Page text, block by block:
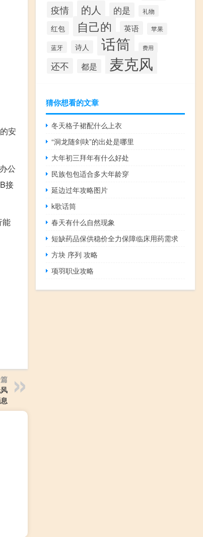
安
公
接
能
疫情 的人 的是 礼物
红包 自己的 英语 苹果
蓝牙 诗人 话筒 费用
还不 都是 麦克风
猜你想看的文章
冬天格子裙配什么上衣
“洞龙随剑吷”的出处是哪里
大年初三拜年有什么好处
民族包包适合多大年龄穿
延边过年攻略图片
k歌话筒
春天有什么自然现象
短缺药品保供稳价全力保障临床用药需求
方块 序列 攻略
项羽职业攻略